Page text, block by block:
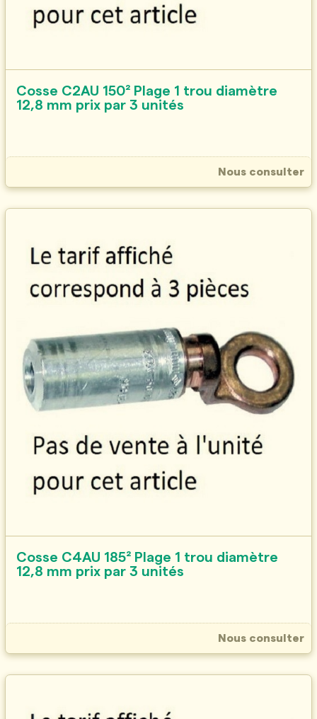
Cosse C2AU 150² Plage 1 trou diamètre
12,8 mm prix par 3 unités
Nous consulter
Cosse C4AU 185² Plage 1 trou diamètre
12,8 mm prix par 3 unités
Nous consulter